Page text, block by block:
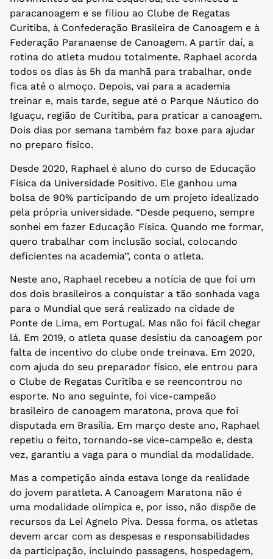
paracanoagem e se filiou ao Clube de Regatas
Curitiba, à Confederação Brasileira de Canoagem e à
Federação Paranaense de Canoagem. A partir daí, a
rotina do atleta mudou totalmente. Raphael acorda
todos os dias às 5h da manhã para trabalhar, onde
fica até o almoço. Depois, vai para a academia
treinar e, mais tarde, segue até o Parque Náutico do
Iguaçu, região de Curitiba, para praticar a canoagem.
Dois dias por semana também faz boxe para ajudar
no preparo físico.
Desde 2020, Raphael é aluno do curso de Educação
Física da Universidade Positivo. Ele ganhou uma
bolsa de 90% participando de um projeto idealizado
pela própria universidade. “Desde pequeno, sempre
sonhei em fazer Educação Física. Quando me formar,
quero trabalhar com inclusão social, colocando
deficientes na academia’’, conta o atleta.
Neste ano, Raphael recebeu a notícia de que foi um
dos dois brasileiros a conquistar a tão sonhada vaga
para o Mundial que será realizado na cidade de
Ponte de Lima, em Portugal. Mas não foi fácil chegar
lá. Em 2019, o atleta quase desistiu da canoagem por
falta de incentivo do clube onde treinava. Em 2020,
com ajuda do seu preparador físico, ele entrou para
o Clube de Regatas Curitiba e se reencontrou no
esporte. No ano seguinte, foi vice-campeão
brasileiro de canoagem maratona, prova que foi
disputada em Brasília. Em março deste ano, Raphael
repetiu o feito, tornando-se vice-campeão e, desta
vez, garantiu a vaga para o mundial da modalidade.
Mas a competição ainda estava longe da realidade
do jovem paratleta. A Canoagem Maratona não é
uma modalidade olímpica e, por isso, não dispõe de
recursos da Lei Agnelo Piva. Dessa forma, os atletas
devem arcar com as despesas e responsabilidades
da participação, incluindo passagens, hospedagem,